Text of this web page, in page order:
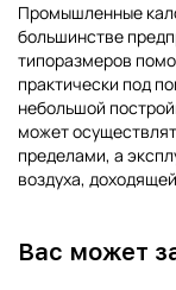
Промышленные
большинстве
типоразмеров
практически под
небольшой
может
пределами, а
воздуха,
Вас может